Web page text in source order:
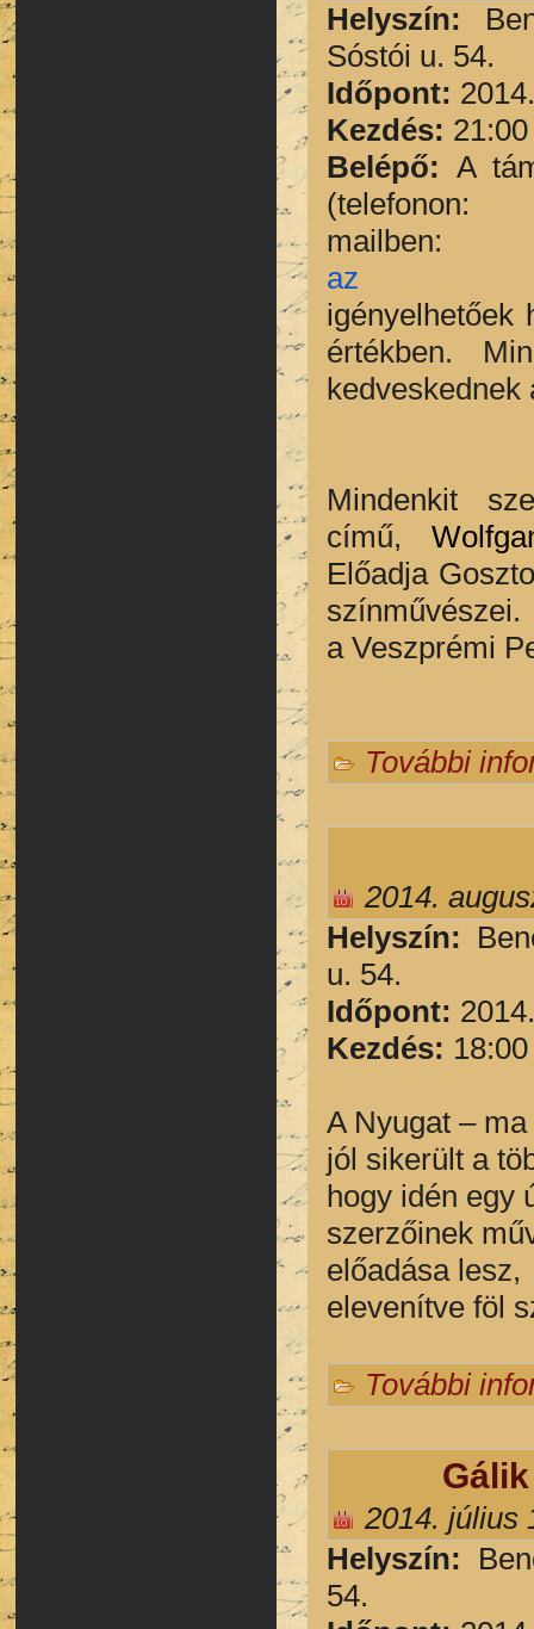
Helyszín:
Sóstói u. 54.
Időpont:
Kezdés: 21:00
Belépő: A
az
igényelhetőek
értékben.
kedveskednek
Mindenkit
című,
Előadja
a Veszprémi
További
2014.
Helyszín:
u. 54.
Időpont:
Kezdés: 18:00
A Nyugat –
jól sikerült a
hogy idén egy
szerzőinek
előadása
elevenítve föl
További
2014. július
Helyszín:
54.